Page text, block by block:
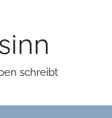
schreibt